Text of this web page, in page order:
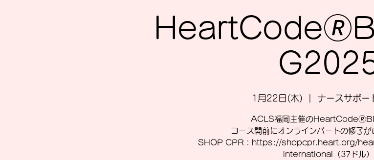
1月22日(木) ナースサポー
ACLS福岡主催の
コース開前にオンラインパートの修了
SHOP CPR：https://shopcpr.heart.org/
international（37ドル）